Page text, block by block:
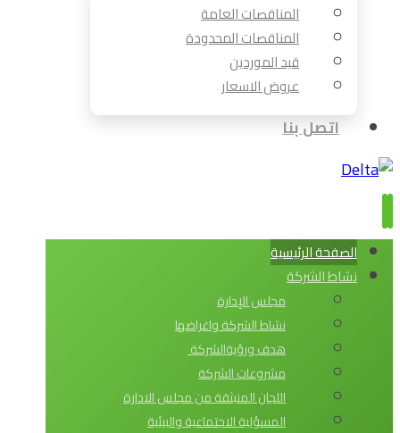
المناقصات العامة
المناقصات المحدودة
قيد الموردين
عروض الاسعار
اتصل بنا
الصفحة الرئيسية
نشاط الشركة
مجلس الإدارة
نشاط الشركة واغراضها
هدف ورؤيةالشركة
مشروعات الشركة
اللجان المنبثقة من مجلس الادارة
المسؤلية الاجتماعية والبيئية